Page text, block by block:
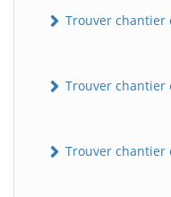
Trouver chantier
Trouver chantier
Trouver chantier